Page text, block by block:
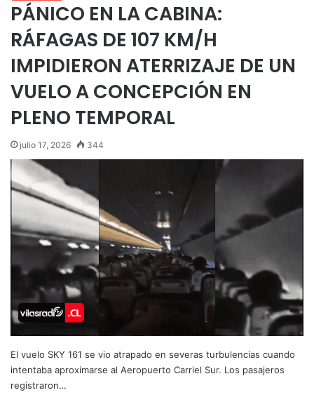
PÁNICO EN LA CABINA:
RÁFAGAS DE 107 KM/H
IMPIDIERON ATERRIZAJE DE UN
VUELO A CONCEPCIÓN EN
PLENO TEMPORAL
julio 17, 2026 344
El vuelo SKY 161 se vio atrapado en severas turbulencias cuando
intentaba aproximarse al Aeropuerto Carriel Sur. Los pasajeros
registraron…